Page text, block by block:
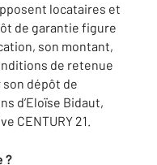
locataires et
de garantie figure
son montant,
de retenue
dépôt de
d’Eloïse Bidaut,
CENTURY 21.
?